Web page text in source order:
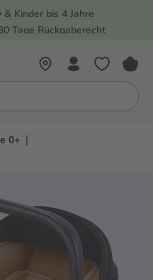
Kinder bis 4 Jahre
Tage Rückgaberecht
0+ |